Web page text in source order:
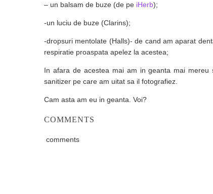
– un balsam de buze (de pe iHerb);
-un luciu de buze (Clarins);
-dropsuri mentolate (Halls)- de cand am aparat
respiratie proaspata apelez la acestea;
In afara de acestea mai am in geanta mai
sanitizer pe care am uitat sa il fotografiez.
Cam asta am eu in geanta. Voi?
COMMENTS
comments